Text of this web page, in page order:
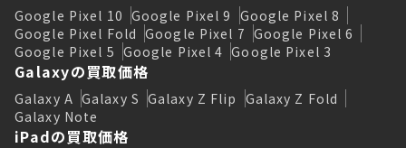
Google Pixel 10 Google Pixel 9 Google Pixel 8
Google Pixel Fold Google Pixel 7 Google Pixel 6
Google Pixel 5 Google Pixel 4 Google Pixel 3
Galaxyの買取価格
Galaxy A Galaxy S Galaxy Z Flip Galaxy Z Fold
Galaxy Note
iPadの買取価格